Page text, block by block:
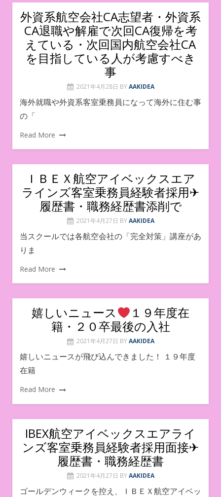
外資系航空会社CA志望者・外資系
CA退職や解雇で次回CA復帰を考
えている・次回国内航空会社CA
を目指している人が考慮すべき
事
2021年4月28日 BY AAKIDEA
海外就職や外資系客室乗務員になって海外に住む事
の「
Read More
ＩＢＥＸ航空アイベックスエア
ラインズ客室乗務員経験者採用✈
履歴書・職務経歴書添削で
2021年4月27日 BY AAKIDEA
当スクールでは各航空会社の「完全対策」講座があ
りま
Read More
嬉しいニュース
１９年度在
籍・２０卒最後の入社
2021年4月27日 BY AAKIDEA
嬉しいニュースが飛び込んできました！ １９年度
在籍
Read More
IBEX航空アイベックスエアライ
ンズ客室乗務員経験者採用面接✈
履歴書・職務経歴書
2021年4月27日 BY AAKIDEA
ゴールデンウィークを控え、ＩＢＥＸ航空アイベッ